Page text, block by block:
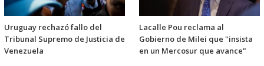
Uruguay rechazó fallo del
Tribunal Supremo de Justicia de
Venezuela
Lacalle Pou reclama al
Gobierno de Milei que "insista
en un Mercosur que avance"